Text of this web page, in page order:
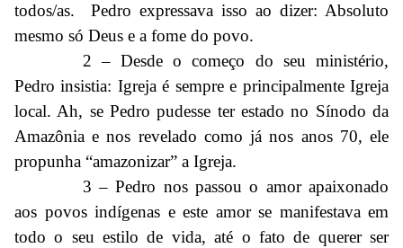
todos/as. Pedro expressava isso ao dizer: Absoluto
mesmo só Deus e a fome do povo.
2 – Desde o começo do seu ministério,
Pedro insistia: Igreja é sempre e principalmente Igreja
local. Ah, se Pedro pudesse ter estado no Sínodo da
Amazônia e nos revelado como já nos anos 70, ele
propunha “amazonizar” a Igreja.
3 – Pedro nos passou o amor apaixonado
aos povos indígenas e este amor se manifestava em
todo o seu estilo de vida, até o fato de querer ser